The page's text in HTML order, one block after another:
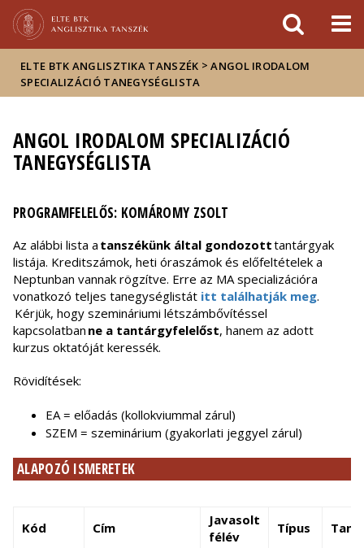
sajtóban
ELTE BTK ANGLISZTIKA TANSZÉK >ANGOL IRODALOM
SPECIALIZÁCIÓ TANEGYSÉGLISTA
ANGOL IRODALOM SPECIALIZÁCIÓ
TANEGYSÉGLISTA
PROGRAMFELELŐS: KOMÁROMY ZSOLT
Az alábbi lista a tanszékünk által gondozotttantárgyak
listája. Kreditszámok, heti óraszámok és előfeltételek a
Neptunban vannak rögzítve. Erre az MA specializációra
vonatkozó teljes tanegységlistát itt találhatják meg.
Kérjük, hogy szemináriumi létszámbővítéssel
kapcsolatban ne a tantárgyfelelőst, hanem az adott
kurzus oktatóját keressék.
Rövidítések:
EA = előadás (kollokviummal zárul)
SZEM = szeminárium (gyakorlati jeggyel zárul)
ALAPOZÓ ISMERETEK
Kód Cím
Javasolt
félév
Típus